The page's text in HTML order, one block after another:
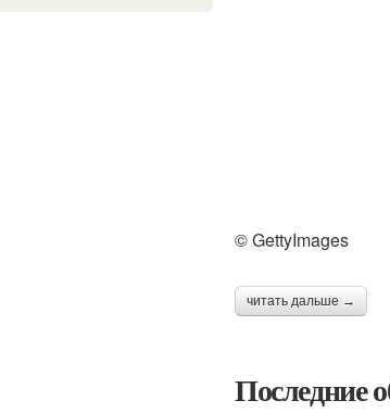
© GettyImages
читать дальше →
Последние